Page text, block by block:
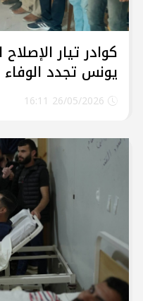
كوادر تيار
يونس تجدد
شراب